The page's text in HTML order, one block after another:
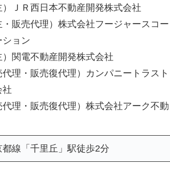
）ＪＲ西日本不動産開発株式会社
・販売代理）株式会社フージャースコー
ション
）関電不動産開発株式会社
代理・販売復代理）カンパニートラスト
社
代理・販売復代理）株式会社アーク不動
都線「千里丘」駅徒歩2分